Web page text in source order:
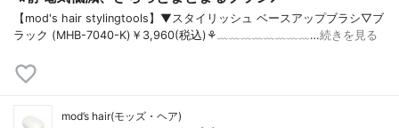
【mod's hair stylingtools】▼スタイリッシュ ベースアップブラシ▽ブ
ラック (MHB-7040-K)￥3,960(税込)⚘﹏﹏﹏﹏﹏﹏﹏﹏…続きを見る
mod’s hair(モッズ・ヘア)